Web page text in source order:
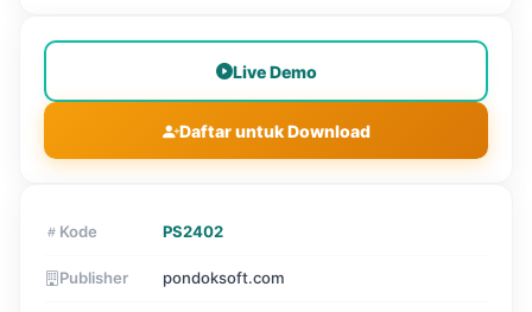
Live Demo
Daftar untuk Download
Kode PS2402
Publisher pondoksoft.com